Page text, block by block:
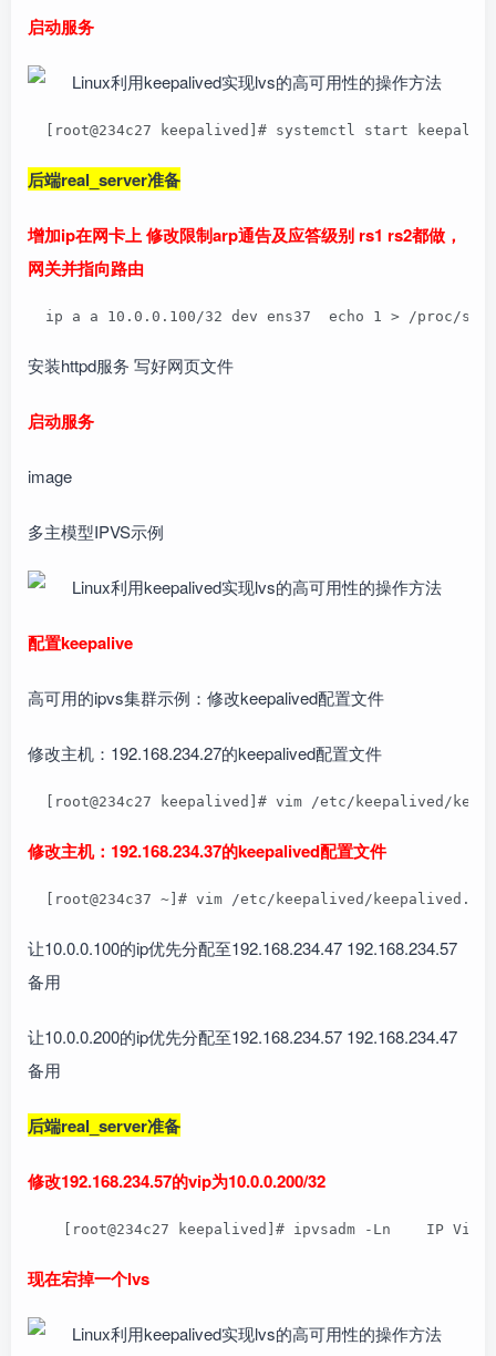
启动服务
[root@234c27 keepalived]# systemctl start
后端real_server准备
增加ip在网卡上 修改限制arp通告及应答级别 rs1 rs2都做，
网关并指向路由
ip a a 10.0.0.100/32 dev ens37  echo 1 > /proc/
安装httpd服务 写好网页文件
启动服务
image
多主模型IPVS示例
配置keepalive
高可用的ipvs集群示例：修改keepalived配置文件
修改主机：192.168.234.27的keepalived配置文件
[root@234c27 keepalived]# vim /etc/keepalived/
修改主机：192.168.234.37的keepalived配置文件
[root@234c37 ~]# vim /etc/keepalived/
让10.0.0.100的ip优先分配至192.168.234.47 192.168.234.57
备用
让10.0.0.200的ip优先分配至192.168.234.57 192.168.234.47
备用
后端real_server准备
修改192.168.234.57的vip为10.0.0.200/32
[root@234c27 keepalived]# ipvsadm -Ln    IP
现在宕掉一个lvs